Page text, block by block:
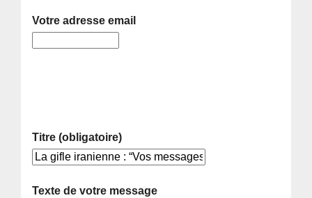
Votre adresse email
Titre (obligatoire)
Texte de votre message